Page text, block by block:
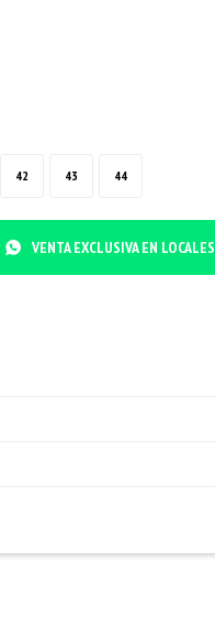
42 43 44
VENTA EXCLUSIVA EN LOCALES